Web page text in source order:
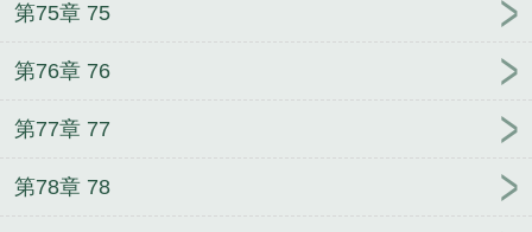
第75章 75
第76章 76
第77章 77
第78章 78